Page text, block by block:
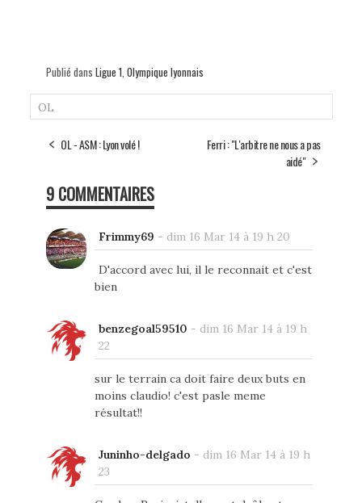
Publié dans Ligue 1, Olympique lyonnais
OL
OL - ASM : Lyon volé !
Ferri : "L'arbitre ne nous a pas
aidé"
9 COMMENTAIRES
Frimmy69 - dim 16 Mar 14 à 19 h 20
D'accord avec lui, il le reconnait et c'est
bien
benzegoal59510 - dim 16 Mar 14 à 19 h
22
sur le terrain ca doit faire deux buts en
moins claudio! c'est pasle meme
résultat!!
Juninho-delgado - dim 16 Mar 14 à 19 h
23